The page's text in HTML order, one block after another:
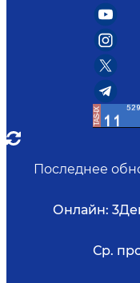
Последнее
Онлайн: 3
Ср.